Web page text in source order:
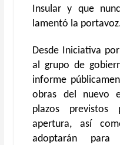
Insular y que
lamentó la
Desde Iniciativa
al grupo de
informe
obras del nuevo
plazos
apertura, así
adoptarán